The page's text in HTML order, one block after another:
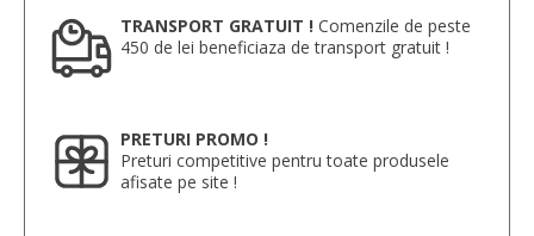
TRANSPORT GRATUIT ! Comenzile de peste
450 de lei beneficiaza de transport gratuit !
PRETURI PROMO !
Preturi competitive pentru toate produsele
afisate pe site !